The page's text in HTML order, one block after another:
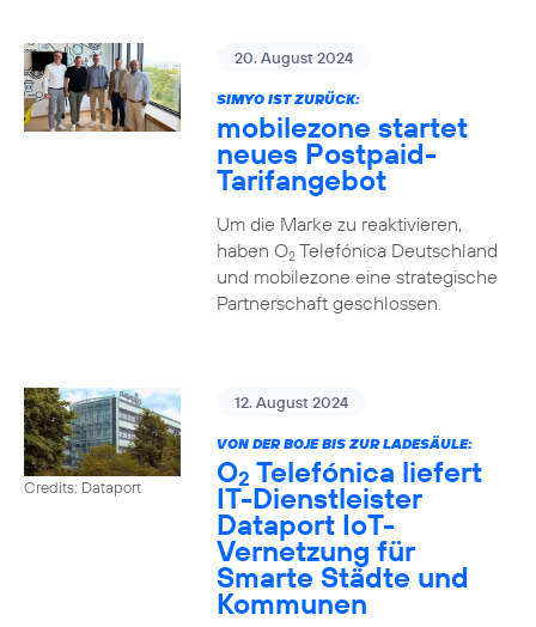
20. August 2024
SIMYO IST ZURÜCK:
mobilezone startet
neues Postpaid-
Tarifangebot
Um die Marke zu reaktivieren,
haben O2Telefónica Deutschland
und mobilezone eine strategische
Partnerschaft geschlossen.
Credits: Dataport
12. August 2024
VON DER BOJE BIS ZUR LADESÄULE:
O2 Telefónica liefert
IT-Dienstleister
Dataport IoT-
Vernetzung für
Smarte Städte und
Kommunen